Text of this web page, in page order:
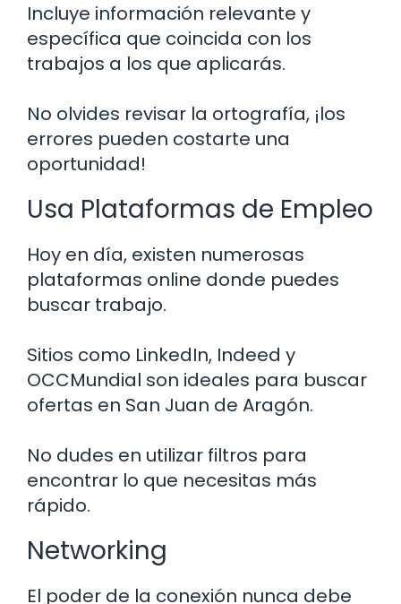
Incluye información relevante y
específica que coincida con los
trabajos a los que aplicarás.
No olvides revisar la ortografía, ¡los
errores pueden costarte una
oportunidad!
Usa Plataformas de Empleo
Hoy en día, existen numerosas
plataformas online donde puedes
buscar trabajo.
Sitios como LinkedIn, Indeed y
OCCMundial son ideales para buscar
ofertas en San Juan de Aragón.
No dudes en utilizar filtros para
encontrar lo que necesitas más
rápido.
Networking
El poder de la conexión nunca debe